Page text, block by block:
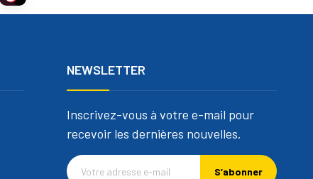
NEWSLETTER
Inscrivez-vous à votre e-mail pour
recevoir les dernières nouvelles.
S’abonner